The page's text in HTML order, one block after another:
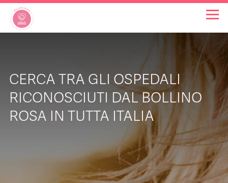
INIZIATIVE
NOTIZIE
CERCA TRA GLI OSPEDALI
RICONOSCIUTI DAL BOLLINO
ROSA IN TUTTA ITALIA